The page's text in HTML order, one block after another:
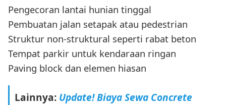
Pengecoran lantai hunian tinggal
Pembuatan jalan setapak atau pedestrian
Struktur non-struktural seperti rabat beton
Tempat parkir untuk kendaraan ringan
Paving block dan elemen hiasan
Lainnya: Update! Biaya Sewa Concrete